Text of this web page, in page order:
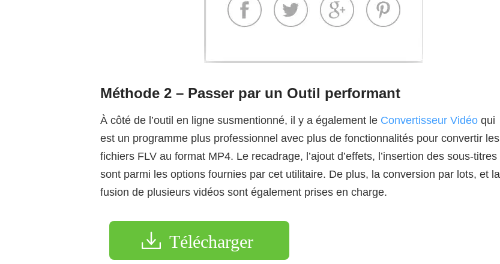
Méthode 2 – Passer par un Outil performant
À côté de l’outil en ligne susmentionné, il y a également le Convertisseur Vidéo qui
est un programme plus professionnel avec plus de fonctionnalités pour convertir les
fichiers FLV au format MP4. Le recadrage, l’ajout d’effets, l’insertion des sous-titres
sont parmi les options fournies par cet utilitaire. De plus, la conversion par lots, et la
fusion de plusieurs vidéos sont également prises en charge.
Télécharger